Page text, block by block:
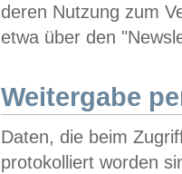
deren Nutzung zum
etwa über den
Weitergabe
Daten, die beim
protokolliert worden